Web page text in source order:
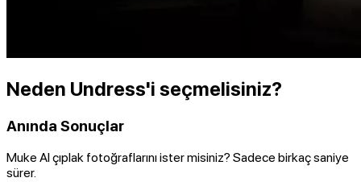
Neden Undress'i seçmelisiniz?
Anında Sonuçlar
Muke AI çıplak fotoğraflarını ister misiniz? Sadece birkaç saniye
sürer.